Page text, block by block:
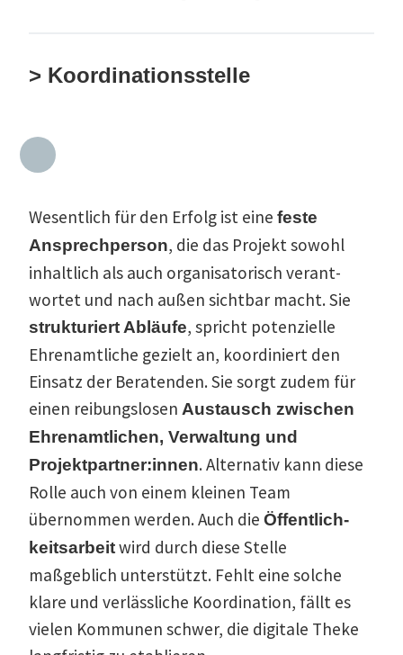
> Koordinationsstelle
Wesentlich für den Erfolg ist eine feste
Ansprech­person, die das Projekt sowohl
inhaltlich als auch organi­sa­to­risch verant­
wortet und nach außen sichtbar macht. Sie
struk­tu­riert Abläufe, spricht poten­zielle
Ehren­amt­liche gezielt an, koordi­niert den
Einsatz der Beratenden. Sie sorgt zudem für
einen reibungs­losen Austausch zwischen
Ehren­amt­lichen, Verwaltung und
Projektpartner:innen. Alter­nativ kann diese
Rolle auch von einem kleinen Team
übernommen werden. Auch die Öffent­lich­
keits­arbeitwird durch diese Stelle
maßgeblich unter­stützt. Fehlt eine solche
klare und verläss­liche Koordi­nation, fällt es
vielen Kommunen schwer, die digitale Theke